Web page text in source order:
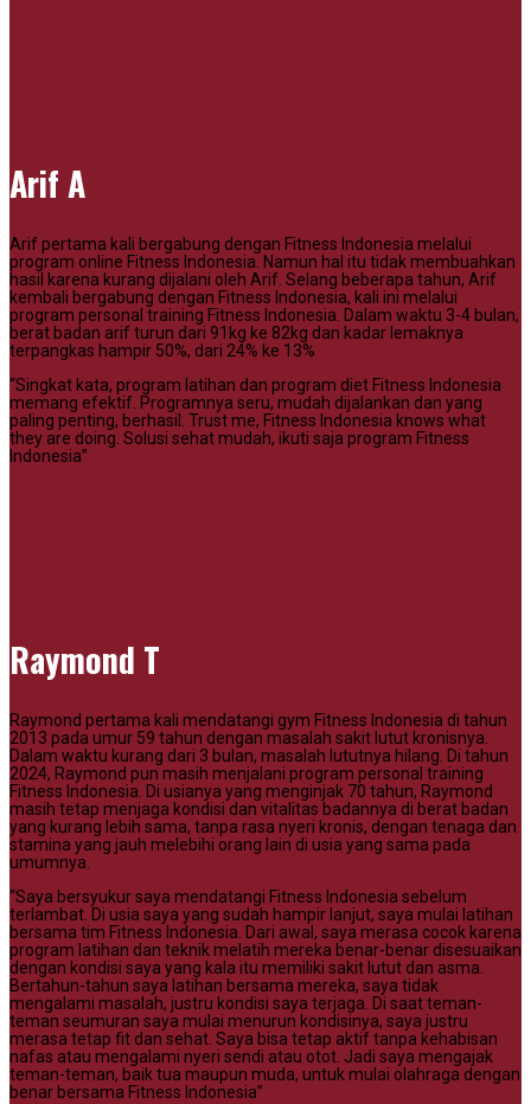
Arif A
Arif pertama kali bergabung dengan Fitness Indonesia melalui
program online Fitness Indonesia. Namun hal itu tidak membuahkan
hasil karena kurang dijalani oleh Arif. Selang beberapa tahun, Arif
kembali bergabung dengan Fitness Indonesia, kali ini melalui
program personal training Fitness Indonesia. Dalam waktu 3-4 bulan,
berat badan arif turun dari 91kg ke 82kg dan kadar lemaknya
terpangkas hampir 50%, dari 24% ke 13%
“Singkat kata, program latihan dan program diet Fitness Indonesia
memang efektif. Programnya seru, mudah dijalankan dan yang
paling penting, berhasil. Trust me, Fitness Indonesia knows what
they are doing. Solusi sehat mudah, ikuti saja program Fitness
Indonesia”
Raymond T
Raymond pertama kali mendatangi gym Fitness Indonesia di tahun
2013 pada umur 59 tahun dengan masalah sakit lutut kronisnya.
Dalam waktu kurang dari 3 bulan, masalah lututnya hilang. Di tahun
2024, Raymond pun masih menjalani program personal training
Fitness Indonesia. Di usianya yang menginjak 70 tahun, Raymond
masih tetap menjaga kondisi dan vitalitas badannya di berat badan
yang kurang lebih sama, tanpa rasa nyeri kronis, dengan tenaga dan
stamina yang jauh melebihi orang lain di usia yang sama pada
umumnya.
“Saya bersyukur saya mendatangi Fitness Indonesia sebelum
terlambat. Di usia saya yang sudah hampir lanjut, saya mulai latihan
bersama tim Fitness Indonesia. Dari awal, saya merasa cocok karena
program latihan dan teknik melatih mereka benar-benar disesuaikan
dengan kondisi saya yang kala itu memiliki sakit lutut dan asma.
Bertahun-tahun saya latihan bersama mereka, saya tidak
mengalami masalah, justru kondisi saya terjaga. Di saat teman-
teman seumuran saya mulai menurun kondisinya, saya justru
merasa tetap fit dan sehat. Saya bisa tetap aktif tanpa kehabisan
nafas atau mengalami nyeri sendi atau otot. Jadi saya mengajak
teman-teman, baik tua maupun muda, untuk mulai olahraga dengan
benar bersama Fitness Indonesia”